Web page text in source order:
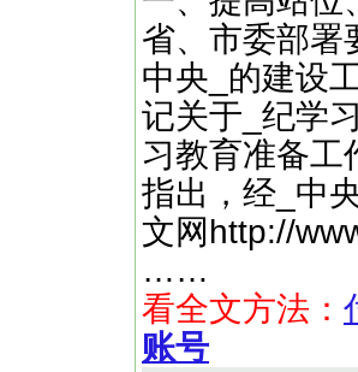
省、市委部署
中央_的建设
记关于_纪学
习教育准备工
指出，经_中
文网http://
……
看全文方法：
账号